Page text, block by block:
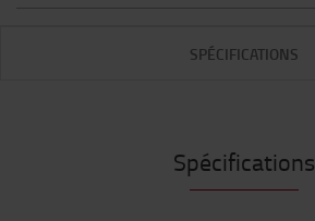
SPÉCIFICATIONS
Spécifications